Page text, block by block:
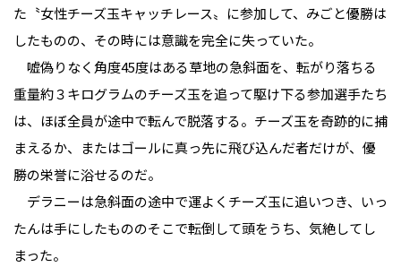
た〝女性チーズ玉キャッチレース〟に参加して、みごと優勝は
したものの、その時には意識を完全に失っていた。
嘘偽りなく角度45度はある草地の急斜面を、転がり落ちる
重量約３キログラムのチーズ玉を追って駆け下る参加選手たち
は、ほぼ全員が途中で転んで脱落する。チーズ玉を奇跡的に捕
まえるか、またはゴールに真っ先に飛び込んだ者だけが、優
勝の栄誉に浴せるのだ。
デラニーは急斜面の途中で運よくチーズ玉に追いつき、いっ
たんは手にしたもののそこで転倒して頭をうち、気絶してし
まった。